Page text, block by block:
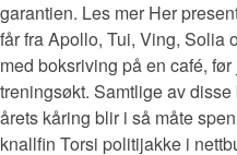
garantien. Les mer Her
får fra Apollo, Tui, Ving, Solia
med boksriving på en café,
treningsøkt. Samtlige av
årets kåring blir i så måte
knallfin Torsi politijakke i